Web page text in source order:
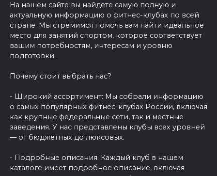
На нашем сайте вы найдете самую полную и
актуальную информацию о фитнес-клубах по всей
стране. Мы стремимся помочь вам найти идеальное
место для занятий спортом, которое соответствует
вашим потребностям, интересам и уровню
подготовки.
Почему стоит выбрать нас?
- Широкий ассортимент: Мы собрали информацию
о самых популярных фитнес-клубах России, включая
как крупные федеральные сети, так и местные
заведения. У нас представлены клубы всех уровней
— от бюджетных до люксовых.
- Подробные описания: Каждый клуб в нашем
каталоге имеет подробное описание, включая